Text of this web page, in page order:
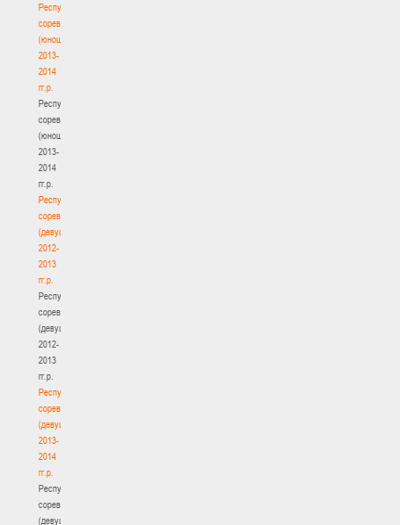
Республиканские
соревнования
(юноши)
2013-
2014
гг.р.
Республиканские
соревнования
(юноши)
2013-
2014
гг.р.
Республиканские
соревнования
(девушки)
2012-
2013
гг.р.
Республиканские
соревнования
(девушки)
2012-
2013
гг.р.
Республиканские
соревнования
(девушки)
2013-
2014
гг.р.
Республиканские
соревнования
(девушки)